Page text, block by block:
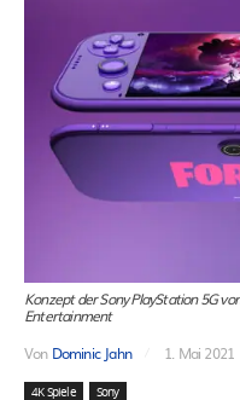
Konzept der Sony PlayStation 5G
Entertainment
Von Dominic Jahn 1. Mai 2021
4K Spiele Sony